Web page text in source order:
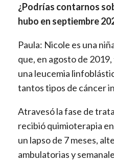
¿Podrías contarnos
hubo en septiembre
Paula: Nicole es una
que, en agosto de
una leucemia
tantos tipos de cáncer
Atravesó la fase de
recibió quimioterapia
un lapso de 7 meses,
ambulatorias y